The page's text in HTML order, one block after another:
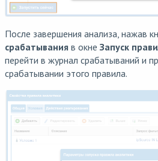
После завершения анализа, нажав
срабатывания в окне Запуск
перейти в журнал срабатываний и
срабатывании этого правила.